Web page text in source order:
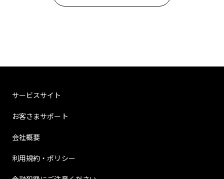
サービスサイト
お客さまサポート
会社概要
利用規約・ポリシー